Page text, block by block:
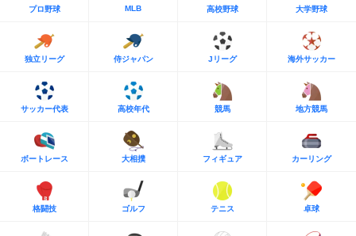
プロ野球 MLB 高校野球 大学野球
独立リーグ 侍ジャパン Jリーグ 海外サッカー
サッカー代表 高校年代 競馬 地方競馬
ボートレース 大相撲 フィギュア カーリング
格闘技 ゴルフ テニス 卓球